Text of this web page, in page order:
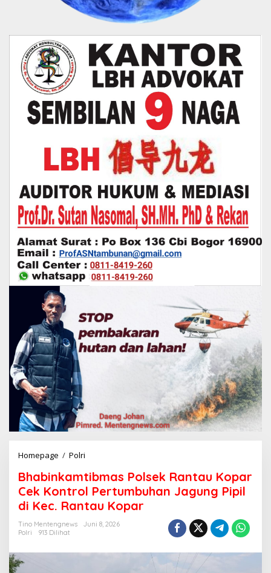
Homepage / Polri
a
b
i
n
k
t
Bhabinkamtibmas Polsek Rantau Kopar
Cek Kontrol Pertumbuhan Jagung Pipil
di Kec. Rantau Kopar
Tino Mentengnews
Juni 8, 2026
Polri
913 Dilihat